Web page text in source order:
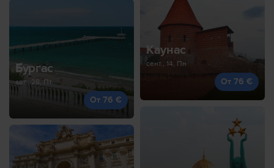
Бургас
авг., 28, Пт
От 76 €
Каунас
сент., 14, Пн
От 76 €